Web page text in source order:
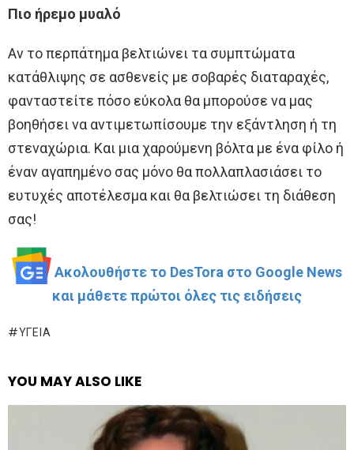
Πιο ήρεμο μυαλό
Αν το περπάτημα βελτιώνει τα συμπτώματα
κατάθλιψης σε ασθενείς με σοβαρές διαταραχές,
φανταστείτε πόσο εύκολα θα μπορούσε να μας
βοηθήσει να αντιμετωπίσουμε την εξάντληση ή τη
στεναχώρια. Και μια χαρούμενη βόλτα με ένα φίλο ή
έναν αγαπημένο σας μόνο θα πολλαπλασιάσει το
ευτυχές αποτέλεσμα και θα βελτιώσει τη διάθεση
σας!
Ακολουθήστε το DesTora στο Google News
και μάθετε πρώτοι όλες τις ειδήσεις
ΥΓΕΊΑ
YOU MAY ALSO LIKE